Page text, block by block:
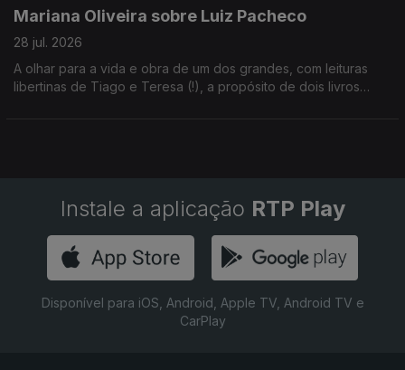
Mariana Oliveira sobre Luiz Pacheco
28 jul. 2026
A olhar para a vida e obra de um dos grandes, com leituras
libertinas de Tiago e Teresa (!), a propósito de dois livros
Instale a aplicação RTP Play
Disponível para iOS, Android, Apple TV, Android TV e
CarPlay